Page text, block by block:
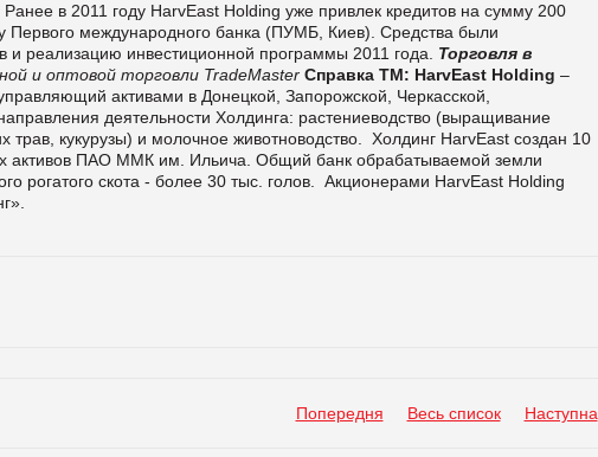
Ранее в 2011 году HarvEast Holding уже привлек кредитов на сумму 200
Первого международного банка (ПУМБ, Киев). Средства были
реализацию инвестиционной программы 2011 года.
Торговля в
и оптовой торговли TradeMaster Справка ТМ: HarvEast Holding –
активами в Донецкой, Запорожской, Черкасской,
деятельности Холдинга: растениеводство (выращивание
кукурузы) и молочное животноводство.
Холдинг HarvEast создан 10
активов ПАО ММК им. Ильича. Общий банк обрабатываемой земли
рогатого скота - более 30 тыс. голов.
Акционерами HarvEast Holding
Попередня Весь список Наступна